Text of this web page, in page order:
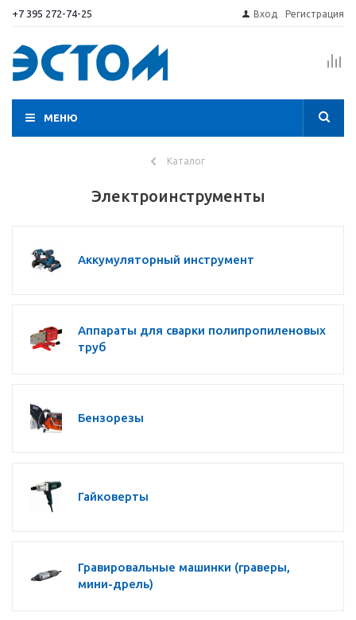
+7 395 272-74-25 Вход Регистрация
МЕНЮ
Каталог
Электроинструменты
Аккумуляторный инструмент
Аппараты для сварки полипропиленовых
труб
Бензорезы
Гайковерты
Гравировальные машинки (граверы,
мини-дрель)